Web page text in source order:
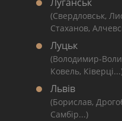
(Свердловськ,
Стаханов,
Луцьк
(Володимир-
Ковель,
Львів
(Борислав,
Самбір...)